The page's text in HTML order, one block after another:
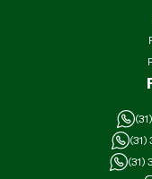
(31)
(31)